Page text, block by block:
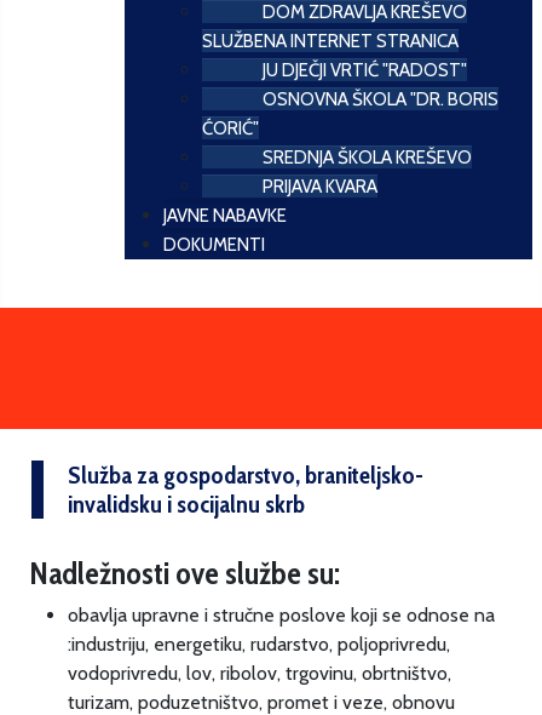
DOM ZDRAVLJA KREŠEVO
SLUŽBENA INTERNET STRANICA
JU DJEČJI VRTIĆ "RADOST"
OSNOVNA ŠKOLA "DR. BORIS
ĆORIĆ"
SREDNJA ŠKOLA KREŠEVO
PRIJAVA KVARA
JAVNE NABAVKE
DOKUMENTI
Služba za gospodarstvo, braniteljsko-
invalidsku i socijalnu skrb
Nadležnosti ove službe su:
obavlja upravne i stručne poslove koji se odnose na
:industriju, energetiku, rudarstvo, poljoprivredu,
vodoprivredu, lov, ribolov, trgovinu, obrtništvo,
turizam, poduzetništvo, promet i veze, obnovu